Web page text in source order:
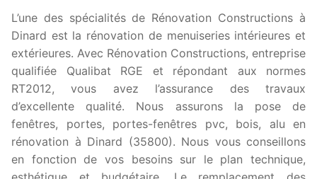
L’une des spécialités de Rénovation Constructions à
Dinard est la rénovation de menuiseries intérieures et
extérieures. Avec Rénovation Constructions, entreprise
qualifiée Qualibat RGE et répondant aux normes
RT2012, vous avez l’assurance des travaux
d’excellente qualité. Nous assurons la pose de
fenêtres, portes, portes-fenêtres pvc, bois, alu en
rénovation à Dinard (35800). Nous vous conseillons
en fonction de vos besoins sur le plan technique,